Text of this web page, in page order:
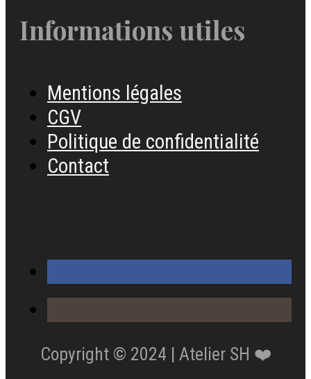
Informations utiles
Mentions légales
CGV
Politique de confidentialité
Contact
Copyright © 2024 | Atelier SH ❤️